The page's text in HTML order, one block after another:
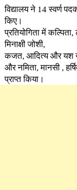
विद्यालय ने 14 स्वर्ण
किए।
प्रतियोगिता में कल्पिता,
मिनाक्षी जोशी,
कजत, आदित्य और यश ने
और नमिता, मानसी ,
प्राप्त किया।